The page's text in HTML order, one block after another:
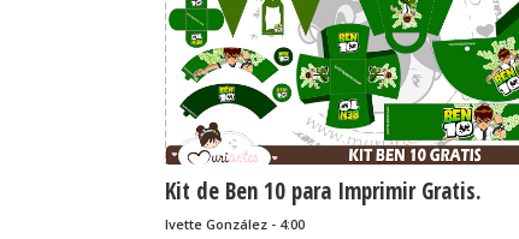
Kit de Ben 10 para Imprimir Gratis.
Ivette González - 4:00